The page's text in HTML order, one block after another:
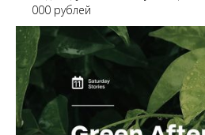
000 рублей